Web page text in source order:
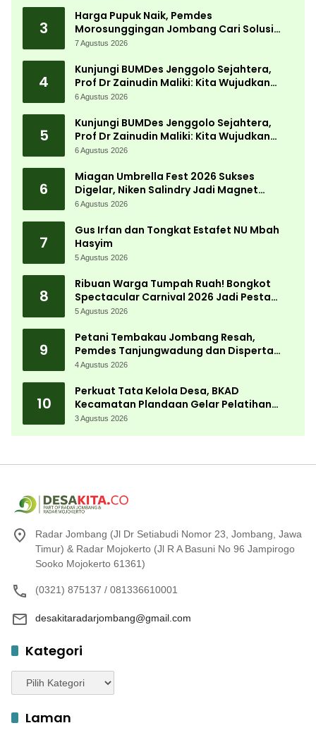
3
Harga Pupuk Naik, Pemdes
Morosunggingan Jombang Cari Solusi
Lewat Kajian Akademik
7 Agustus 2026
4
Kunjungi BUMDes Jenggolo Sejahtera,
Prof Dr Zainudin Maliki: Kita Wujudkan
Kemandirian Ekonomi dengan Potensi
6 Agustus 2026
5
Kunjungi BUMDes Jenggolo Sejahtera,
Prof Dr Zainudin Maliki: Kita Wujudkan
Kemandirian Ekonomi dengan Potensi
6 Agustus 2026
6
Miagan Umbrella Fest 2026 Sukses
Digelar, Niken Salindry Jadi Magnet
Ribuan Pengunjung
6 Agustus 2026
7
Gus Irfan dan Tongkat Estafet NU Mbah
Hasyim
5 Agustus 2026
8
Ribuan Warga Tumpah Ruah! Bongkot
Spectacular Carnival 2026 Jadi Pesta
Kemerdekaan Terbesar di Peterongan
5 Agustus 2026
9
Petani Tembakau Jombang Resah,
Pemdes Tanjungwadung dan Disperta
Bergerak Cepat
4 Agustus 2026
10
Perkuat Tata Kelola Desa, BKAD
Kecamatan Plandaan Gelar Pelatihan
Aparatur Pemdes
3 Agustus 2026
Radar Jombang (Jl Dr Setiabudi Nomor 23, Jombang, Jawa
Timur) & Radar Mojokerto (Jl R A Basuni No 96 Jampirogo
Sooko Mojokerto 61361)
(0321) 875137 / 081336610001
desakitaradarjombang@gmail.com
Kategori
Kategori
Laman